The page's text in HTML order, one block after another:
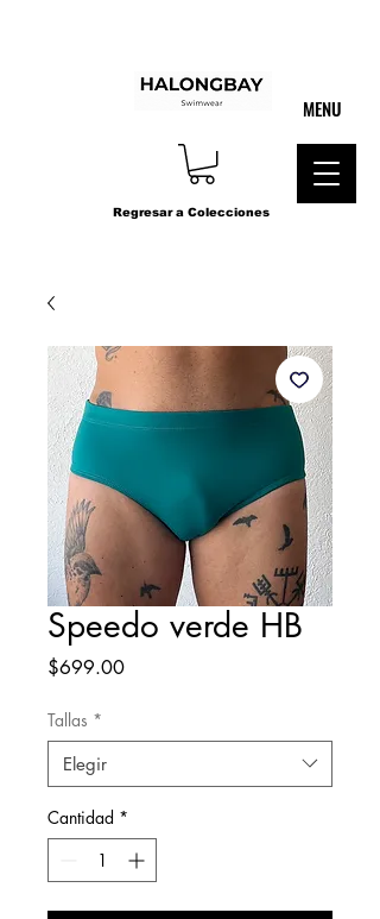
Regresar a Colecciones
MENU
Speedo verde HB
$699.00Precio
Tallas *
Elegir
Cantidad *